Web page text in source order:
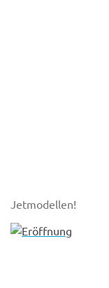
Großer
Jetmodellen!